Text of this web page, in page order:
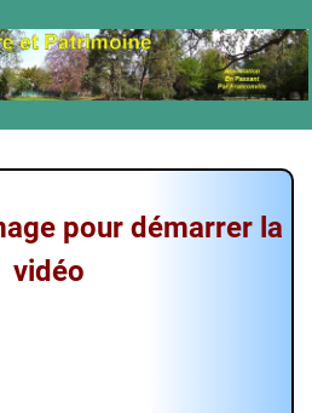
pour démarrer la
vidéo